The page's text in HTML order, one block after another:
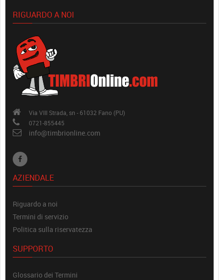
RIGUARDO A NOI
Via VIII Strada, sn - 61032 Fano (PU)
0721-855445
info@timbrionline.com
AZIENDALE
Riguardo a noi
Termini di servizio
Politica sulla riservatezza
SUPPORTO
Glossario dei Termini